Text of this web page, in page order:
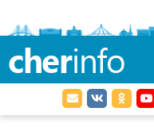
cherinfo